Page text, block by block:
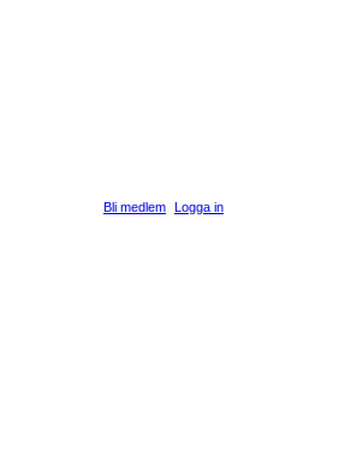
Logga in
Bli medlem